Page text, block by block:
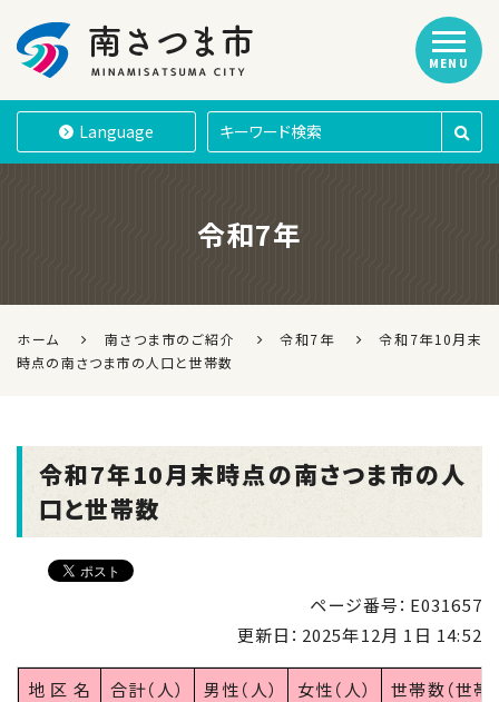
南さつま市
Language
MENU
令和7年
ホーム 南さつま市のご紹介 令和7年
令和7年10月末
時点の南さつま市の人口と世帯数
令和7年10月末時点の南さつま市の人
口と世帯数
ページ番号：E031657
更新日： 2025年12月 1日 14:52
地 区 名 合計（人） 男性（人） 女性（人）
世帯数（世帯